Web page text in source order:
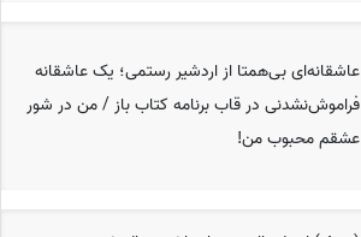
عاشقانه‌ای بی‌همتا از اردشیر رستمی؛ یک عاشقانه
فراموش‌نشدنی در قاب برنامه کتاب باز / من در شور
عشقم محبوب من!